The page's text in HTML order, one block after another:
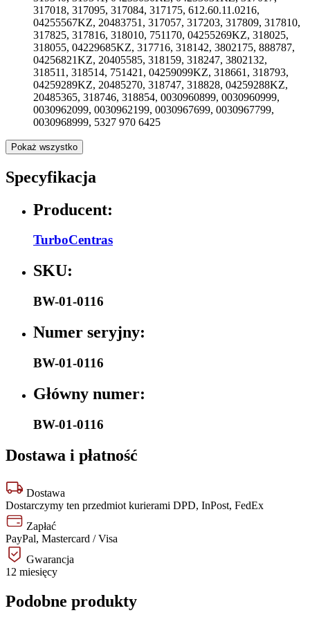
317018, 317095, 317084, 317175, 612.60.11.0216,
04255567KZ, 20483751, 317057, 317203, 317809, 317810,
317825, 317816, 318010, 751170, 04255269KZ, 318025,
318055, 04229685KZ, 317716, 318142, 3802175, 888787,
04256821KZ, 20405585, 318159, 318247, 3802132,
318511, 318514, 751421, 04259099KZ, 318661, 318793,
04259289KZ, 20485270, 318747, 318828, 04259288KZ,
20485365, 318746, 318854, 0030960899, 0030960999,
0030962099, 0030962199, 0030967699, 0030967799,
0030968999, 5327 970 6425
Pokaż wszystko
Specyfikacja
Producent:
TurboCentras
SKU:
BW-01-0116
Numer seryjny:
BW-01-0116
Główny numer:
BW-01-0116
Dostawa i płatność
Dostawa
Dostarczymy ten przedmiot kurierami DPD, InPost, FedEx
Zapłać
PayPal, Mastercard / Visa
Gwarancja
12 miesięcy
Podobne produkty